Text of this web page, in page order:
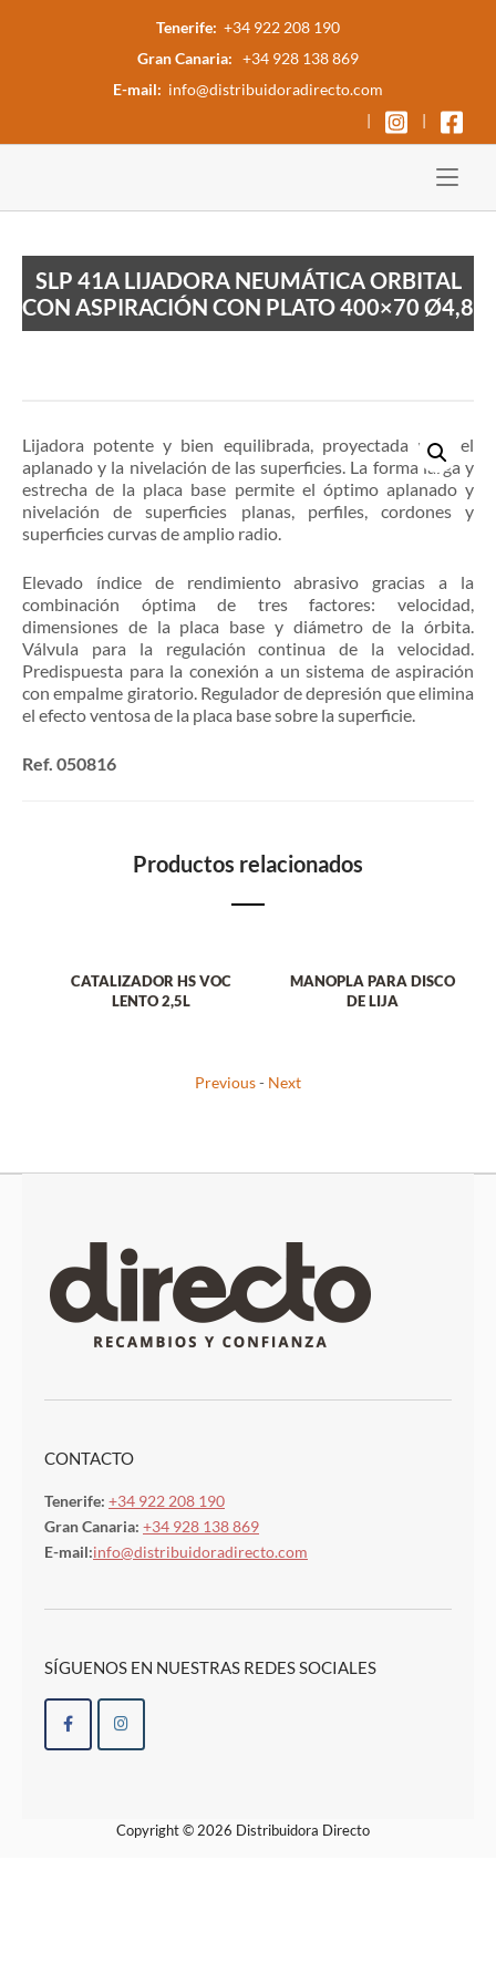
Tenerife: +34 922 208 190
Gran Canaria: +34 928 138 869
E-mail: info@distribuidoradirecto.com
|
|
SLP 41A LIJADORA NEUMÁTICA ORBITAL
CON ASPIRACIÓN CON PLATO 400×70 Ø4,8
Lijadora potente y bien equilibrada, proyectada para el
aplanado y la nivelación de las superficies. La forma larga y
estrecha de la placa base permite el óptimo aplanado y
nivelación de superficies planas, perfiles, cordones y
superficies curvas de amplio radio.
Elevado í­ndice de rendimiento abrasivo gracias a la
combinación óptima de tres factores: velocidad,
dimensiones de la placa base y diámetro de la órbita.
Válvula para la regulación continua de la velocidad.
Predispuesta para la conexión a un sistema de aspiración
con empalme giratorio. Regulador de depresión que elimina
el efecto ventosa de la placa base sobre la superficie.
Ref. 050816
Productos relacionados
CATALIZADOR HS VOC
LENTO 2,5L
MANOPLA PARA DISCO
DE LIJA
Previous- Next
CONTACTO
Tenerife: +34 922 208 190
Gran Canaria: +34 928 138 869
E-mail:info@distribuidoradirecto.com
SÍGUENOS EN NUESTRAS REDES SOCIALES
Copyright © 2026 Distribuidora Directo